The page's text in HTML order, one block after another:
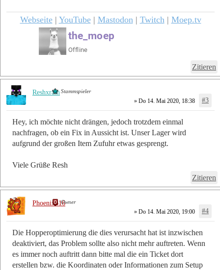
Webseite| YouTube| Mastodon| Twitch| Moep.tv
Zitieren
» Do 14. Mai 2020, 18:38 #3
Hey, ich möchte nicht drängen, jedoch trotzdem einmal
nachfragen, ob ein Fix in Aussicht ist. Unser Lager wird
aufgrund der großen Item Zufuhr etwas gesprengt.
Viele Grüße Resh
Zitieren
ReshxramStammspieler
» Do 14. Mai 2020, 19:00 #4
Die Hopperoptimierung die dies verursacht hat ist inzwischen
deaktiviert, das Problem sollte also nicht mehr auftreten. Wenn
es immer noch auftritt dann bitte mal die ein Ticket dort
erstellen bzw. die Koordinaten oder Informationen zum Setup
Phoenix616Owner